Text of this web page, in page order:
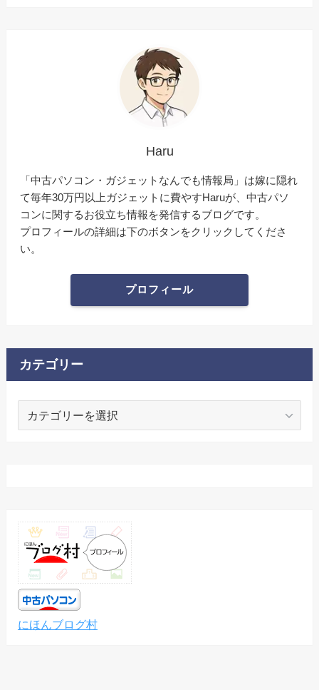
Haru
「中古パソコン・ガジェットなんでも情報局」は嫁に隠れ
て毎年30万円以上ガジェットに費やすHaruが、中古パソ
コンに関するお役立ち情報を発信するブログです。
プロフィールの詳細は下のボタンをクリックしてくださ
い。
プロフィール
カテゴリー
にほんブログ村